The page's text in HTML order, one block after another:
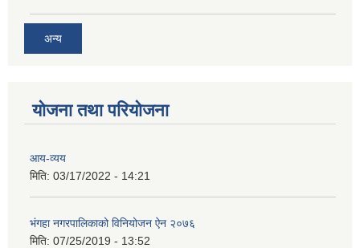
अन्य
योजना तथा परियोजना
आय-व्यय
मिति: 03/17/2022 - 14:21
भंगहा नगरपालिकाको विनियोजन ऐन २०७६
मिति: 07/25/2019 - 13:52